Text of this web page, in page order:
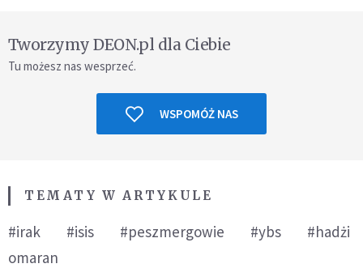
Tworzymy DEON.pl dla Ciebie
Tu możesz nas wesprzeć.
WSPOMÓŻ NAS
TEMATY W ARTYKULE
#irak #isis #peszmergowie #ybs
#hadżi
omaran